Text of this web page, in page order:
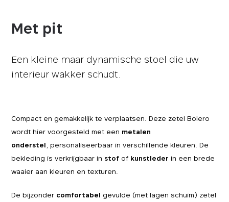
Met pit
Een kleine maar dynamische stoel die uw
interieur wakker schudt.
Compact en gemakkelijk te verplaatsen. Deze zetel Bolero
wordt hier voorgesteld met een metalen
onderstel , personaliseerbaar in verschillende kleuren. De
bekleding is verkrijgbaar in stof of kunstleder in een brede
waaier aan kleuren en texturen.
De bijzonder comfortabel gevulde (met lagen schuim) zetel